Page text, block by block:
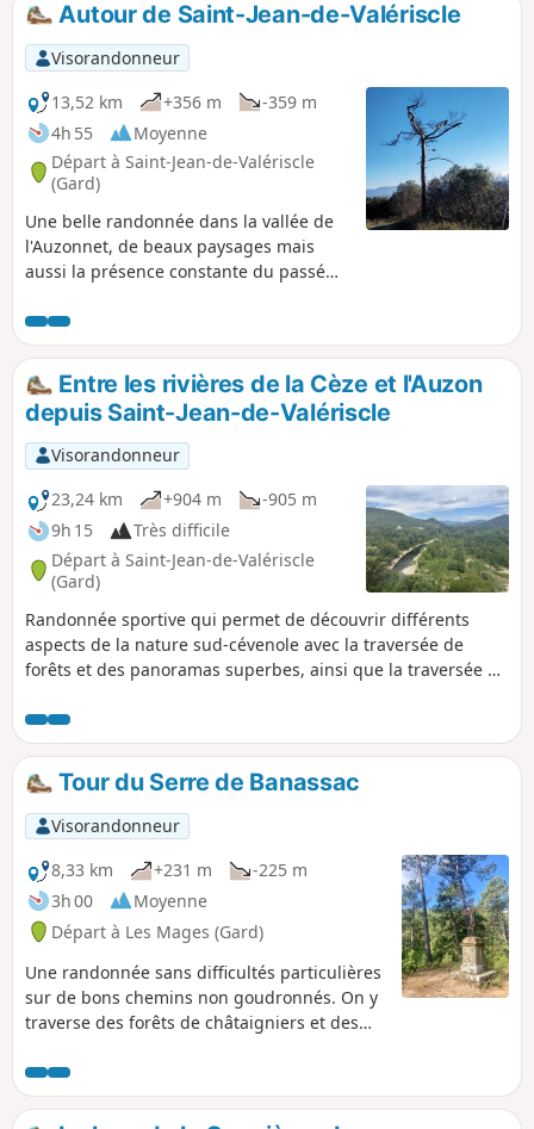
p
Autour de Saint-Jean-de-Valériscle
Visorandonneur
13,52 km
+356 m
-359 m
4h 55
Moyenne
Départ à Saint-Jean-de-Valériscle
(Gard)
Une belle randonnée dans la vallée de
l'Auzonnet, de beaux paysages mais
aussi la présence constante du passé
qui saura vous captiver. Le village
médiéval de Saint-Jean-de-Valériscle est
également digne d'intérêt. Le parcours
est bien balisé et ne présente pas de
difficulté particulière.
Entre les rivières de la Cèze et l'Auzon
depuis Saint-Jean-de-Valériscle
Visorandonneur
23,24 km
+904 m
-905 m
9h 15
Très difficile
Départ à Saint-Jean-de-Valériscle
(Gard)
Randonnée sportive qui permet de découvrir différents
aspects de la nature sud-cévenole avec la traversée de
forêts et des panoramas superbes, ainsi que la traversée de
Lacham est sportive, avec des passages raides, mais les
paysages valent vraiment le coup d’œil. La descente de la
chapelle jusqu'à Saint-Florent-sur-Auzonnet est également
éprouvante, du fait des grosses pierres instables typiques
des Cévennes sur une grande partie de la descente.
Tour du Serre de Banassac
Visorandonneur
8,33 km
+231 m
-225 m
3h 00
Moyenne
Départ à Les Mages (Gard)
Une randonnée sans difficultés particulières
sur de bons chemins non goudronnés. On y
traverse des forêts de châtaigniers et des
splendides panoramas. Ici et là, quelques
traces d'anciennes activités rappellent au
randonneur que cette montagne,